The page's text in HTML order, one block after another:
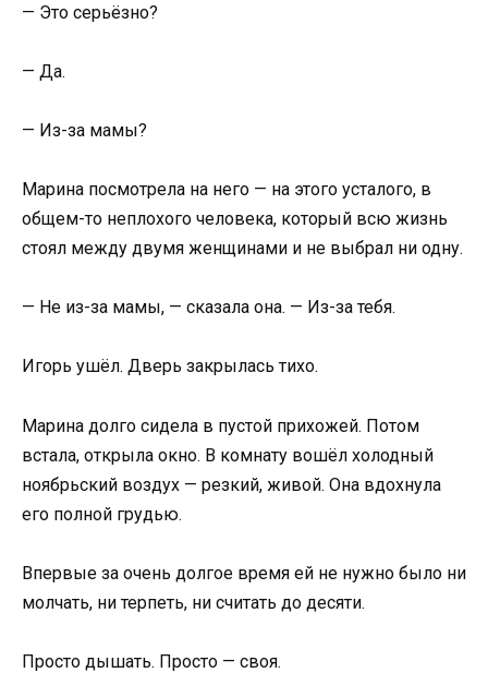
— Это серьёзно?
— Да.
— Из-за мамы?
Марина посмотрела на него — на этого усталого, в
общем-то неплохого человека, который всю жизнь
стоял между двумя женщинами и не выбрал ни одну.
— Не из-за мамы, — сказала она. — Из-за тебя.
Игорь ушёл. Дверь закрылась тихо.
Марина долго сидела в пустой прихожей. Потом
встала, открыла окно. В комнату вошёл холодный
ноябрьский воздух — резкий, живой. Она вдохнула
его полной грудью.
Впервые за очень долгое время ей не нужно было ни
молчать, ни терпеть, ни считать до десяти.
Просто дышать. Просто — своя.